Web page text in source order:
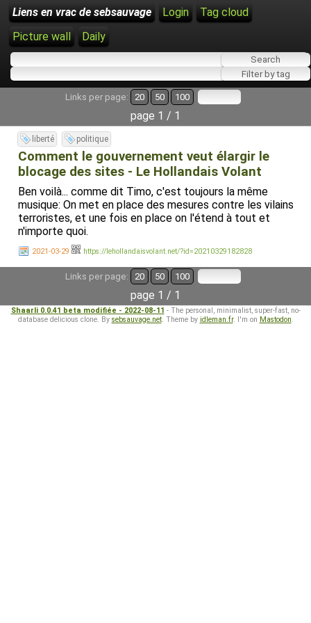
Liens en vrac de sebsauvage Login
Tag cloud
Picture wall
Daily
Links per page: 20 50 100
page 1 / 1
liberté politique
Comment le gouvernement veut élargir le
blocage des sites - Le Hollandais Volant
Ben voilà... comme dit Timo, c'est toujours la même
musique: On met en place des mesures contre les vilains
terroristes, et une fois en place on l'étend à tout et
n'importe quoi.
2021-03-29 https://lehollandaisvolant.net/?id=20210329182828
Links per page: 20 50 100
page 1 / 1
Shaarli 0.0.41 beta modifiée - 2022-08-11 - The personal, minimalist, super-fast, no-
database delicious clone. By sebsauvage.net. Theme by idleman.fr. I'm on Mastodon.